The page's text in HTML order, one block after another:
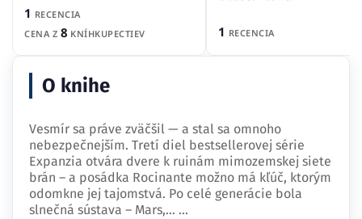
1 RECENCIA
CENA Z 8 KNÍHKUPECTIEV 1 RECENCIA
O knihe
Vesmír sa práve zväčšil — a stal sa omnoho
nebezpečnejším. Tretí diel bestsellerovej série
Expanzia otvára dvere k ruinám mimozemskej siete
brán – a posádka Rocinante možno má kľúč, ktorým
odomkne jej tajomstvá. Po celé generácie bola
slnečná sústava – Mars,… ...